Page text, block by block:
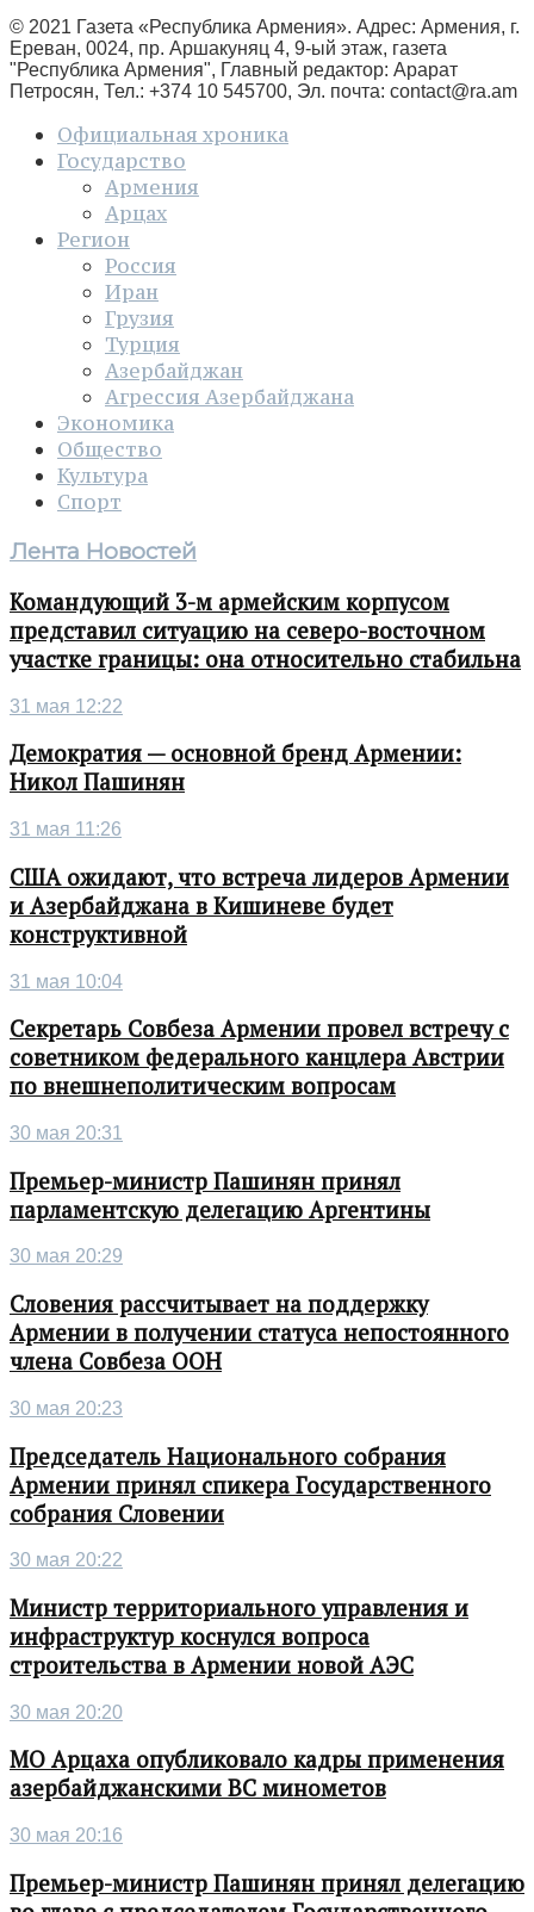
© 2021 Газета «Республика Армения». Адрес: Армения, г.
Ереван, 0024, пр. Аршакуняц 4, 9-ый этаж, газета
"Республика Армения", Главный редактор: Арарат
Петросян, Тел.: +374 10 545700, Эл. почта: contact@ra.am
Официальная хроника
Государство
Армения
Арцах
Регион
Россия
Иран
Грузия
Турция
Азербайджан
Агрессия Азербайджана
Экономика
Общество
Культура
Спорт
Лента Новостей
Командующий 3-м армейским корпусом
представил ситуацию на северо-восточном
участке границы: она относительно стабильна
31 мая 12:22
Демократия — основной бренд Армении:
Никол Пашинян
31 мая 11:26
США ожидают, что встреча лидеров Армении
и Азербайджана в Кишиневе будет
конструктивной
31 мая 10:04
Секретарь Совбеза Армении провел встречу с
советником федерального канцлера Австрии
по внешнеполитическим вопросам
30 мая 20:31
Премьер-министр Пашинян принял
парламентскую делегацию Аргентины
30 мая 20:29
Словения рассчитывает на поддержку
Армении в получении статуса непостоянного
члена Совбеза ООН
30 мая 20:23
Председатель Национального собрания
Армении принял спикера Государственного
собрания Словении
30 мая 20:22
Министр территориального управления и
инфраструктур коснулся вопроса
строительства в Армении новой АЭС
30 мая 20:20
МО Арцаха опубликовало кадры применения
азербайджанскими ВС минометов
30 мая 20:16
Премьер-министр Пашинян принял делегацию